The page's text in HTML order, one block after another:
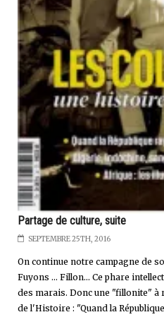
Partage de culture, suite
SEPTEMBRE 25TH, 2016
On continue notre campagne de
Fuyons ... Fillon... Ce phare
des marais. Donc une "fillonite"
de l'Histoire : "Quand la